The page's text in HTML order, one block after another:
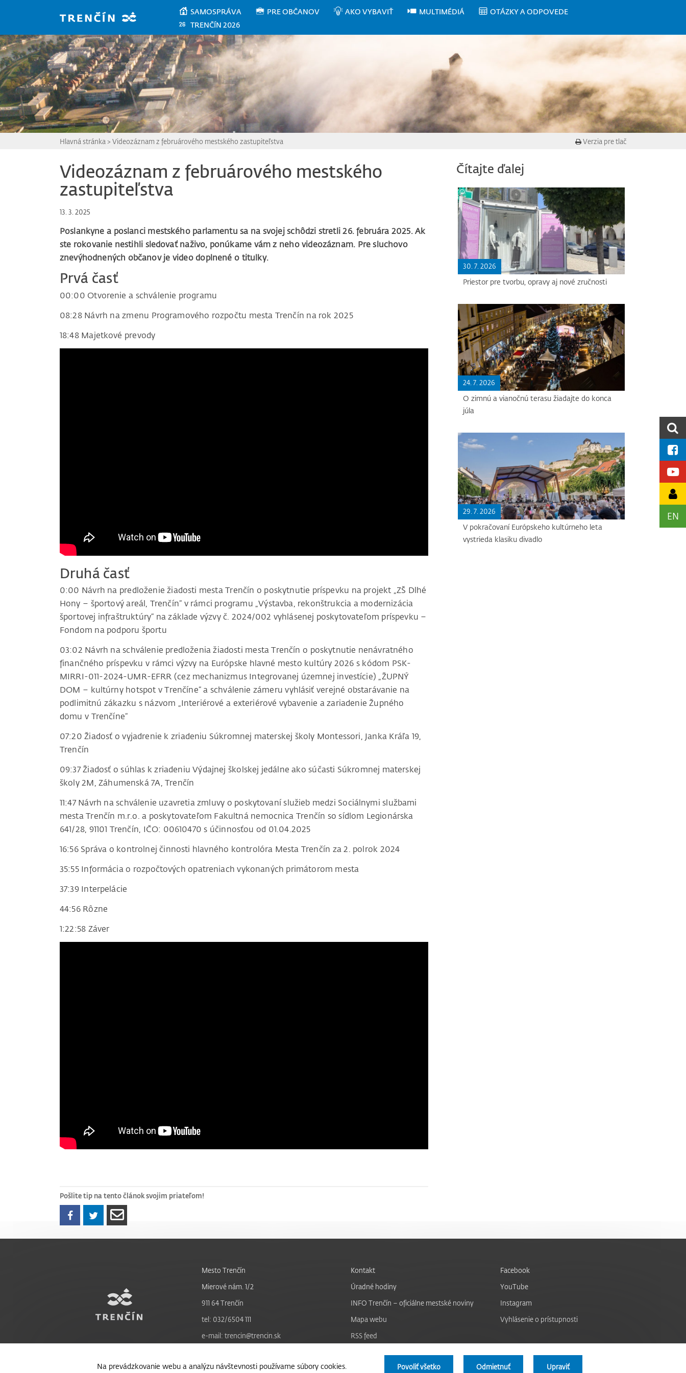
SAMOSPRÁVA PRE OBČANOV AKO VYBAVIŤ MULTIMÉDIÁ
OTÁZKY A ODPOVEDE
TRENČÍN 2026
EN
Hlavná stránka > Videozáznam z februárového mestského zastupiteľstva Verzia pre tlač
Videozáznam z februárového mestského
zastupiteľstva
13. 3. 2025
Poslankyne a poslanci mestského parlamentu sa na svojej schôdzi stretli 26. februára 2025. Ak
ste rokovanie nestihli sledovať naživo, ponúkame vám z neho videozáznam. Pre sluchovo
znevýhodnených občanov je video doplnené o titulky.
Prvá časť
00:00 Otvorenie a schválenie programu
08:28 Návrh na zmenu Programového rozpočtu mesta Trenčín na rok 2025
18:48 Majetkové prevody
Druhá časť
0:00 Návrh na predloženie žiadosti mesta Trenčín o poskytnutie príspevku na projekt „ZŠ Dlhé
Hony – športový areál, Trenčín“ v rámci programu „Výstavba, rekonštrukcia a modernizácia
športovej infraštruktúry“ na základe výzvy č. 2024/002 vyhlásenej poskytovateľom príspevku –
Fondom na podporu športu
03:02 Návrh na schválenie predloženia žiadosti mesta Trenčín o poskytnutie nenávratného
finančného príspevku v rámci výzvy na Európske hlavné mesto kultúry 2026 s kódom PSK-
MIRRI-011-2024-UMR-EFRR (cez mechanizmus Integrovanej územnej investície) „ŽUPNÝ
DOM – kultúrny hotspot v Trenčíne“ a schválenie zámeru vyhlásiť verejné obstarávanie na
podlimitnú zákazku s názvom „Interiérové a exteriérové vybavenie a zariadenie Župného
domu v Trenčíne“
07:20 Žiadosť o vyjadrenie k zriadeniu Súkromnej materskej školy Montessori, Janka Kráľa 19,
Trenčín
09:37 Žiadosť o súhlas k zriadeniu Výdajnej školskej jedálne ako súčasti Súkromnej materskej
školy 2M, Záhumenská 7A, Trenčín
11:47 Návrh na schválenie uzavretia zmluvy o poskytovaní služieb medzi Sociálnymi službami
mesta Trenčín m.r.o. a poskytovateľom Fakultná nemocnica Trenčín so sídlom Legionárska
641/28, 91101 Trenčín, IČO: 00610470 s účinnosťou od 01.04.2025
16:56 Správa o kontrolnej činnosti hlavného kontrolóra Mesta Trenčín za 2. polrok 2024
35:55 Informácia o rozpočtových opatreniach vykonaných primátorom mesta
37:39 Interpelácie
44:56 Rôzne
1:22:58 Záver
Pošlite tip na tento článok svojim priateľom!
Čítajte ďalej
30. 7. 2026
Priestor pre tvorbu, opravy aj nové zručnosti
24. 7. 2026
O zimnú a vianočnú terasu žiadajte do konca
júla
29. 7. 2026
V pokračovaní Európskeho kultúrneho leta
vystrieda klasiku divadlo
Na prevádzkovanie webu a analýzu návštevnosti používame súbory cookies. Povoliť všetko Odmietnuť Upraviť
Mesto Trenčín
Mierové nám. 1/2
911 64 Trenčín
tel: 032/6504 111
e-mail: trencin@trencin.sk
Kontakt
Úradné hodiny
INFO Trenčín – oficiálne mestské noviny
Mapa webu
RSS feed
Facebook
YouTube
Instagram
Vyhlásenie o prístupnosti